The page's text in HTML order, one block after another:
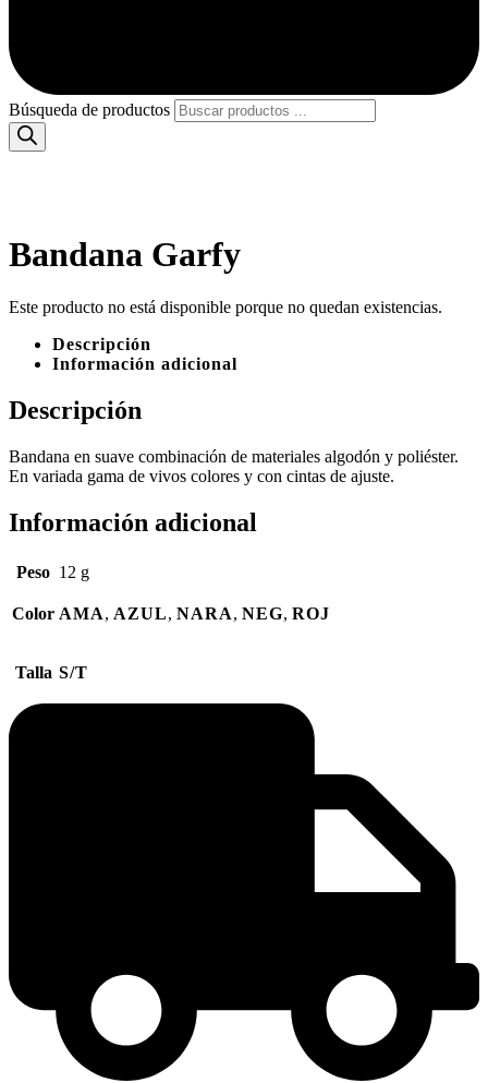
Búsqueda de productos
Bandana Garfy
Este producto no está disponible porque no quedan existencias.
Descripción
Información adicional
Descripción
Bandana en suave combinación de materiales algodón y poliéster.
En variada gama de vivos colores y con cintas de ajuste.
Información adicional
Peso 12 g
Color AMA, AZUL, NARA, NEG, ROJ
Talla S/T